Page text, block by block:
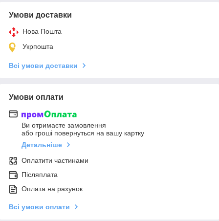
Умови доставки
Нова Пошта
Укрпошта
Всі умови доставки
Умови оплати
Ви отримаєте замовлення
або гроші повернуться на вашу картку
Детальніше
Оплатити частинами
Післяплата
Оплата на рахунок
Всі умови оплати